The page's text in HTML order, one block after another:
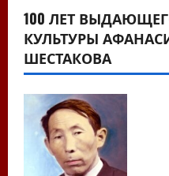
100 ЛЕТ
КУЛЬТУРЫ
ШЕСТАКОВА